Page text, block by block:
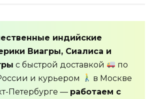
индийские
Виагры, Сиалиса и
с быстрой доставкой
по
и курьером
в Москве
Петербурге — работаем с